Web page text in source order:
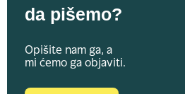
da pišemo?
Opišite nam ga, a
mi ćemo ga objaviti.